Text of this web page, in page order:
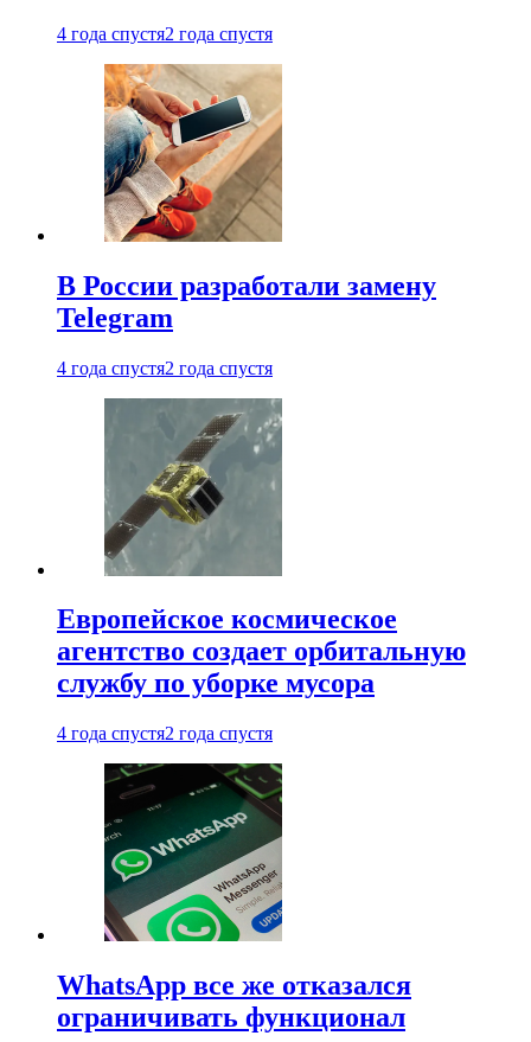
4 года спустя2 года спустя
В России разработали замену
Telegram
4 года спустя2 года спустя
Европейское космическое
агентство создает орбитальную
службу по уборке мусора
4 года спустя2 года спустя
WhatsApp все же отказался
ограничивать функционал